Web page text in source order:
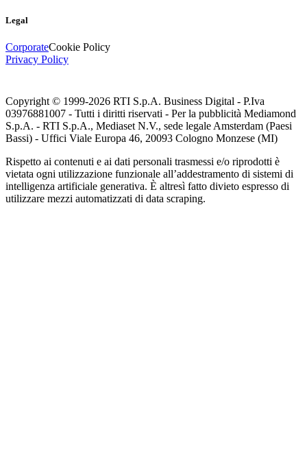
Legal
CorporateCookie Policy
Privacy Policy
Copyright © 1999-2026 RTI S.p.A. Business Digital - P.Iva
03976881007 - Tutti i diritti riservati - Per la pubblicità Mediamond
S.p.A. - RTI S.p.A., Mediaset N.V., sede legale Amsterdam (Paesi
Bassi) - Uffici Viale Europa 46, 20093 Cologno Monzese (MI)
Rispetto ai contenuti e ai dati personali trasmessi e/o riprodotti è
vietata ogni utilizzazione funzionale all’addestramento di sistemi di
intelligenza artificiale generativa. È altresì fatto divieto espresso di
utilizzare mezzi automatizzati di data scraping.